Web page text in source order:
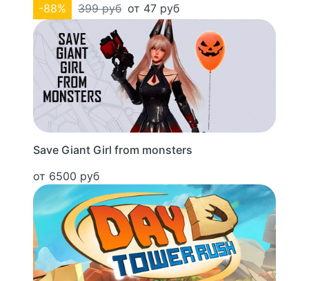
-88% 399 руб от 47 руб
Save Giant Girl from monsters
от 6500 руб